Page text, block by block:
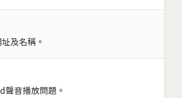
及名稱。
音播放問題。